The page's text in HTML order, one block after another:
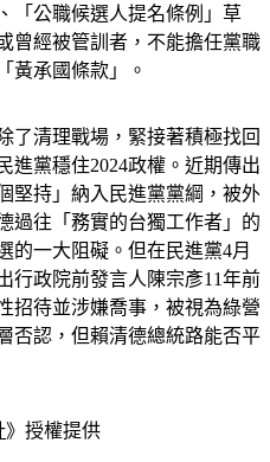
「公職候選人提名條例」草
曾經被管訓者，不能擔任黨職
黃承國條款」。
了清理戰場，緊接著積極找回
進黨穩住2024政權。近期傳出
堅持」納入民進黨黨綱，被外
過往「務實的台獨工作者」的
的一大阻礙。但在民進黨4月
行政院前發言人陳宗彥11年前
招待並涉嫌喬事，被視為綠營
否認，但賴清德總統路能否平
》授權提供